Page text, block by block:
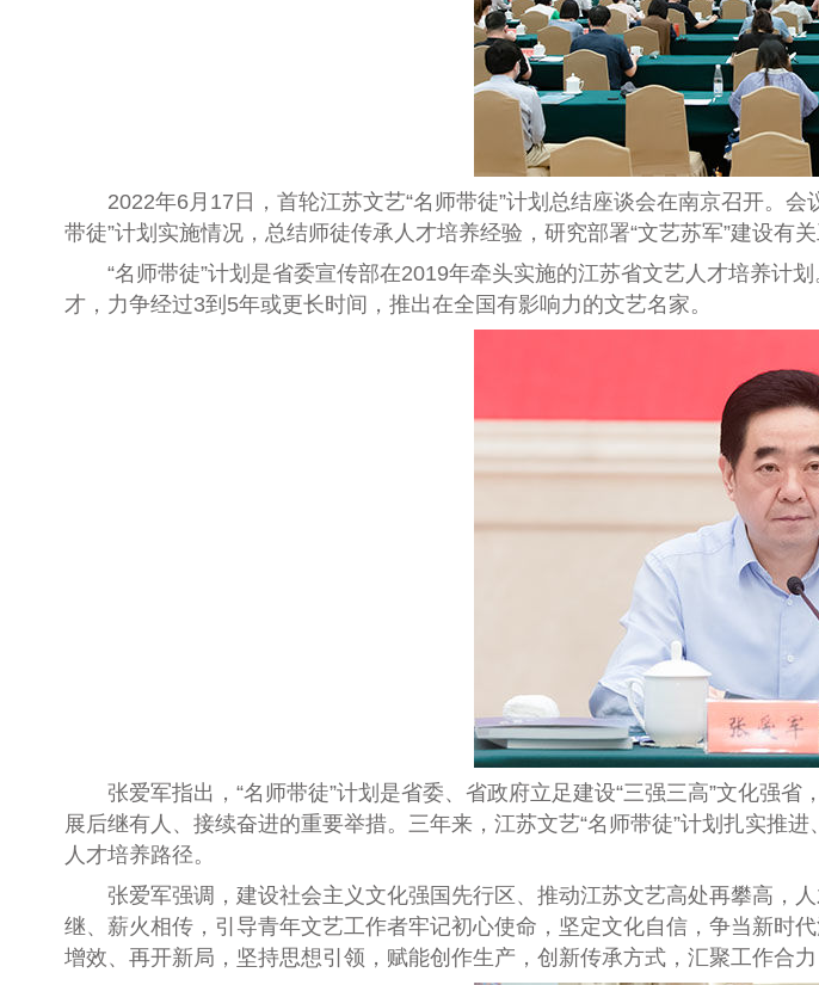
2022年6月 17 日，首轮江苏文艺“名师带徒”计划总结座谈会在南京召开。
带徒”计划实施情况，总结师徒传承人才培养经验，研究部署“文艺苏军”建设有
“名师带徒”计划是省委宣传部在2019年牵头实施的江苏省文艺人才培养计
才，力争经过3到 5年或更长时间，推出在全国有影响力的文艺名家。
张爱军指出，“名师带徒”计划是省委、省政府立足建设“三强三高”文化强
展后继有人、接续奋进的重要举措。三年来，江苏文艺“名师带徒”计划扎实推进
人才培养路径。
张爱军强调，建设社会主义文化强国先行区、推动江苏文艺高处再攀高，
继、薪火相传，引导青年文艺工作者牢记初心使命，坚定文化自信，争当新时
增效、再开新局，坚持思想引领，赋能创作生产，创新传承方式，汇聚工作合